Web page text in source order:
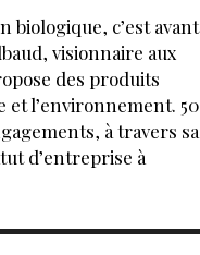
biologique, c’est avant
visionnaire aux
des produits
et l’environnement. 50
à travers sa
d’entreprise à